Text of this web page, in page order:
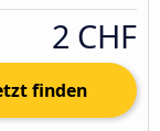
2 CHF
finden